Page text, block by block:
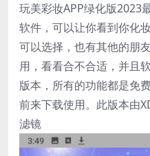
玩美彩妆APP绿化版2023
软件，可以让你看到你化
可以选择，也有其他的朋
用，看看合不合适，并且
版本，所有的功能都是免
前来下载使用。此版本由
滤镜